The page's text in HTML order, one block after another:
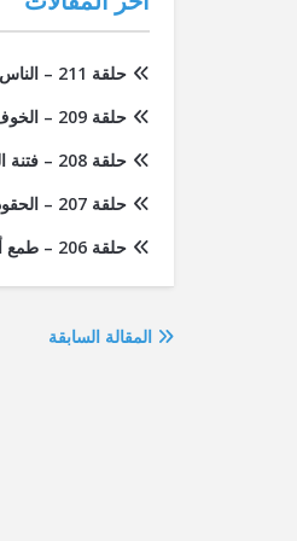
حلقة 211 – الناس كلها بتعمل
حلقة 209 – الخوف من المجهول
حلقة 208 – فتنة النجاح
حلقة 207 – الحقود
حلقة 206 – طمع أم طموح؟
المقالة السابقة